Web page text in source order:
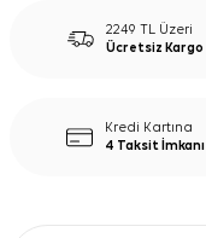
2249 TL Üzeri
Ücretsiz Kargo
Kredi Kartına
4 Taksit İmkanı